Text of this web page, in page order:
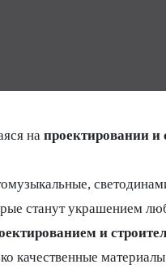
на проектировании и
станут украшением
и
качественные